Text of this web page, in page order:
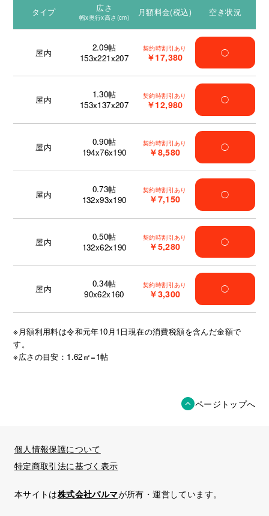
タイプ 広さ
幅x奥行x高さ(cm) 月額料金(税込) 空き状況
屋内 2.09帖
153x221x207
契約時割引あり
￥17,380 ◯
屋内 1.30帖
153x137x207
契約時割引あり
￥12,980 ◯
屋内 0.90帖
194x76x190
契約時割引あり
￥8,580 ◯
屋内 0.73帖
132x93x190
契約時割引あり
￥7,150 ◯
屋内 0.50帖
132x62x190
契約時割引あり
￥5,280 ◯
屋内 0.34帖
90x62x160
契約時割引あり
￥3,300 ◯
※月額利用料は令和元年10月1日現在の消費税額を含んだ金額で
す。
※広さの目安：1.62㎡=1帖
ページトップへ
個人情報保護について
特定商取引法に基づく表示
本サイトは株式会社パルマが所有・運営しています。